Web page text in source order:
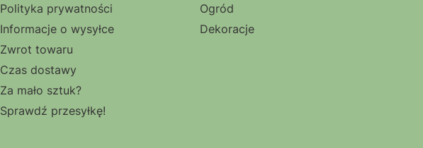
Polityka prywatności
Informacje o wysyłce
Zwrot towaru
Czas dostawy
Za mało sztuk?
Sprawdź przesyłkę!
Ogród
Dekoracje